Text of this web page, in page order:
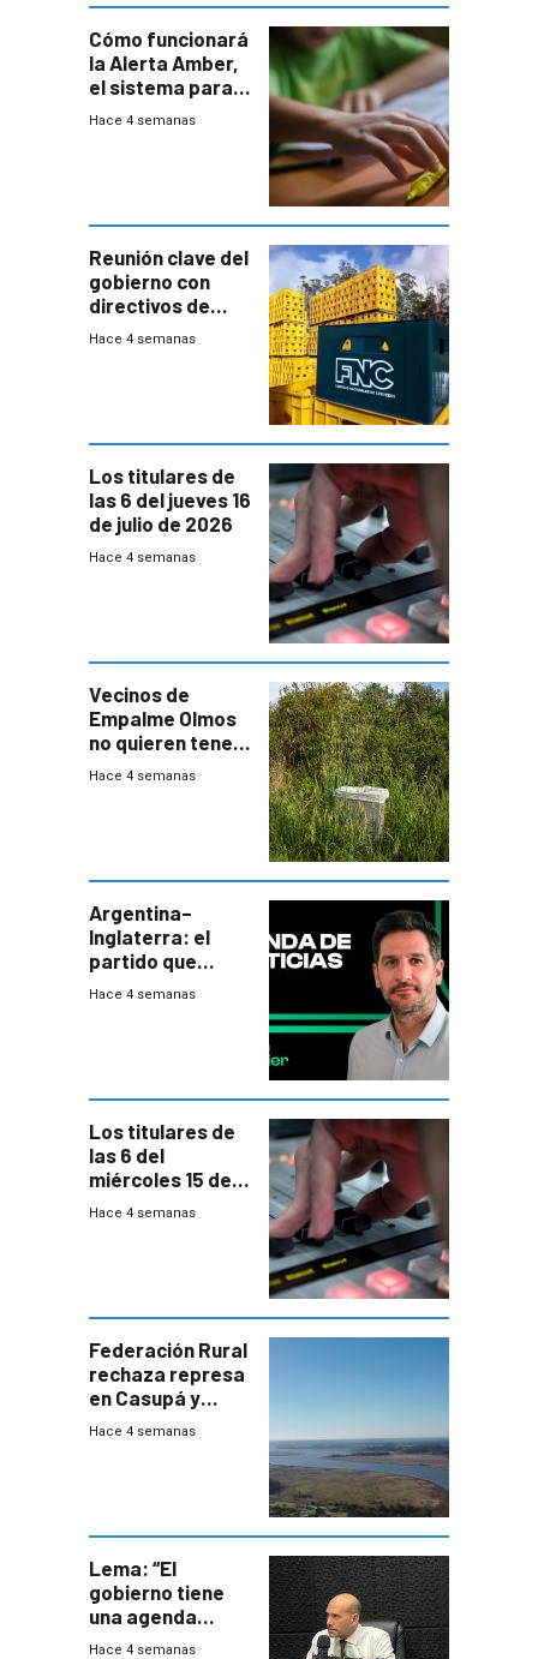
Cómo funcionará
la Alerta Amber,
el sistema para
la búsqueda
Hace 4 semanas
Reunión clave del
gobierno con
directivos de
Fábricas
Hace 4 semanas
Los titulares de
las 6 del jueves 16
de julio de 2026
Hace 4 semanas
Vecinos de
Empalme Olmos
no quieren tener
cerca una planta
departamental
Hace 4 semanas
Argentina–
Inglaterra: el
partido que
nunca termina
Hace 4 semanas
Los titulares de
las 6 del
miércoles 15 de
julio de 2026
Hace 4 semanas
Federación Rural
rechaza represa
en Casupá y
firma demanda
Hace 4 semanas
Lema: “El
gobierno tiene
una agenda
destructiva”
Hace 4 semanas